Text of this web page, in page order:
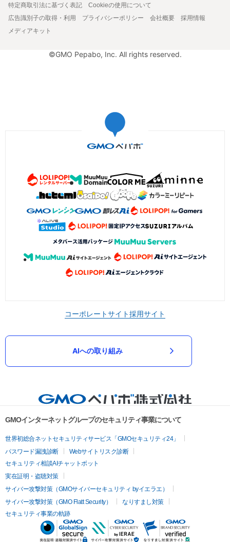
特定商取引法に基づく表記
Cookieの使用について
広告識別子の取得・利用
プライバシーポリシー 会社概要
採用情報
メディアキット
©GMO Pepabo, Inc. All rights reserved.
コーポレートサイト採用サイト
AIへの取り組み
GMOインターネットグループのセキュリティ事業について
世界初総合ネットセキュリティサービス「GMOセキュリティ24」
パスワード漏洩診断
Webサイトリスク診断
セキュリティ相談AIチャットボット
実在証明・盗聴対策
サイバー攻撃対策（GMOサイバーセキュリティ byイエラエ）
サイバー攻撃対策（GMO Flatt Security）
なりすまし対策
セキュリティ事業の軌跡